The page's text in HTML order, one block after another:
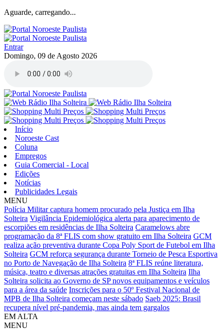
Aguarde, carregando...
Entrar
Domingo, 09 de Agosto 2026
Início
Noroeste Cast
Coluna
Empregos
Guia Comercial - Local
Edições
Notícias
Publicidades Legais
MENU
Polícia Militar captura homem procurado pela Justiça em Ilha
Solteira Vigilância Epidemiológica alerta para aparecimento de
escorpiões em residências de Ilha Solteira Caramelows abre
programação da 8ª FLIS com show gratuito em Ilha Solteira GCM
realiza ação preventiva durante Copa Poly Sport de Futebol em Ilha
Solteira GCM reforça segurança durante Torneio de Pesca Esportiva
no Porto de Navegação de Ilha Solteira 8ª FLIS reúne literatura,
música, teatro e diversas atrações gratuitas em Ilha Solteira Ilha
Solteira solicita ao Governo de SP novos equipamentos e veículos
para a área da saúde Inscrições para o 50º Festival Nacional de
MPB de Ilha Solteira começam neste sábado Saeb 2025: Brasil
recupera nível pré-pandemia, mas ainda tem gargalos
EM ALTA
MENU